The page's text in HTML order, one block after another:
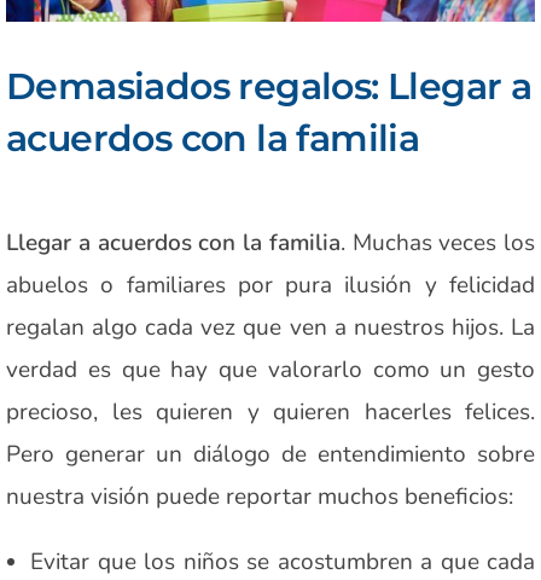
Demasiados regalos: Llegar a
acuerdos con la familia
Llegar a acuerdos con la familia. Muchas veces los
abuelos o familiares por pura ilusión y felicidad
regalan algo cada vez que ven a nuestros hijos. La
verdad es que hay que valorarlo como un gesto
precioso, les quieren y quieren hacerles felices.
Pero generar un diálogo de entendimiento sobre
nuestra visión puede reportar muchos beneficios:
Evitar que los niños se acostumbren a que cada